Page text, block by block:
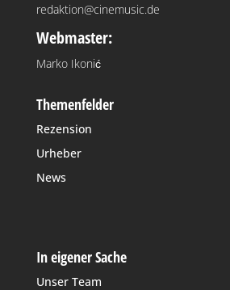
redaktion@cinemusic.de
Webmaster:
Marko Ikonić
Themenfelder
Rezension
Urheber
News
In eigener Sache
Unser Team